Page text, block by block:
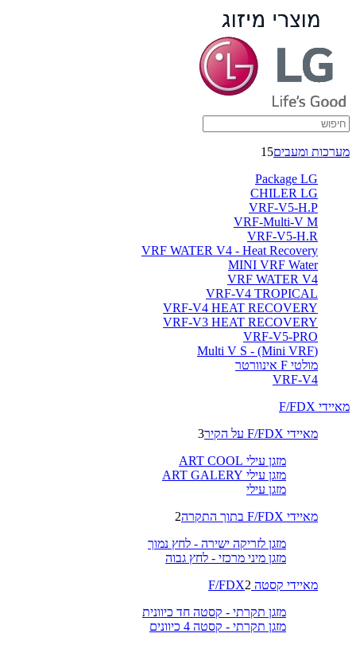
מערכות ומעבים15
Package LG
CHILER LG
VRF-V5-H.P
VRF-Multi-V M
VRF-V5-H.R
VRF WATER V4 - Heat Recovery
MINI VRF Water
VRF WATER V4
VRF-V4 TROPICAL
VRF-V4 HEAT RECOVERY
VRF-V3 HEAT RECOVERY
VRF-V5-PRO
(Multi V S - (Mini VRF
מולטי F אינוורטר
VRF-V4
מאיידי F/FDX
מאיידי F/FDX על הקיר
3
מזגן עילי ART COOL
מזגן עילי ART GALERY
מזגן עילי
מאיידי F/FDX בתוך התקרה
2
מזגן לזריקה ישירה - לחץ נמוך
מזגן מיני מרכזי - לחץ גבוה
מאיידי קסטה F/FDX 2
מזגן תקרתי - קסטה חד כיוונית
מזגן תקרתי - קסטה 4 כיוונים